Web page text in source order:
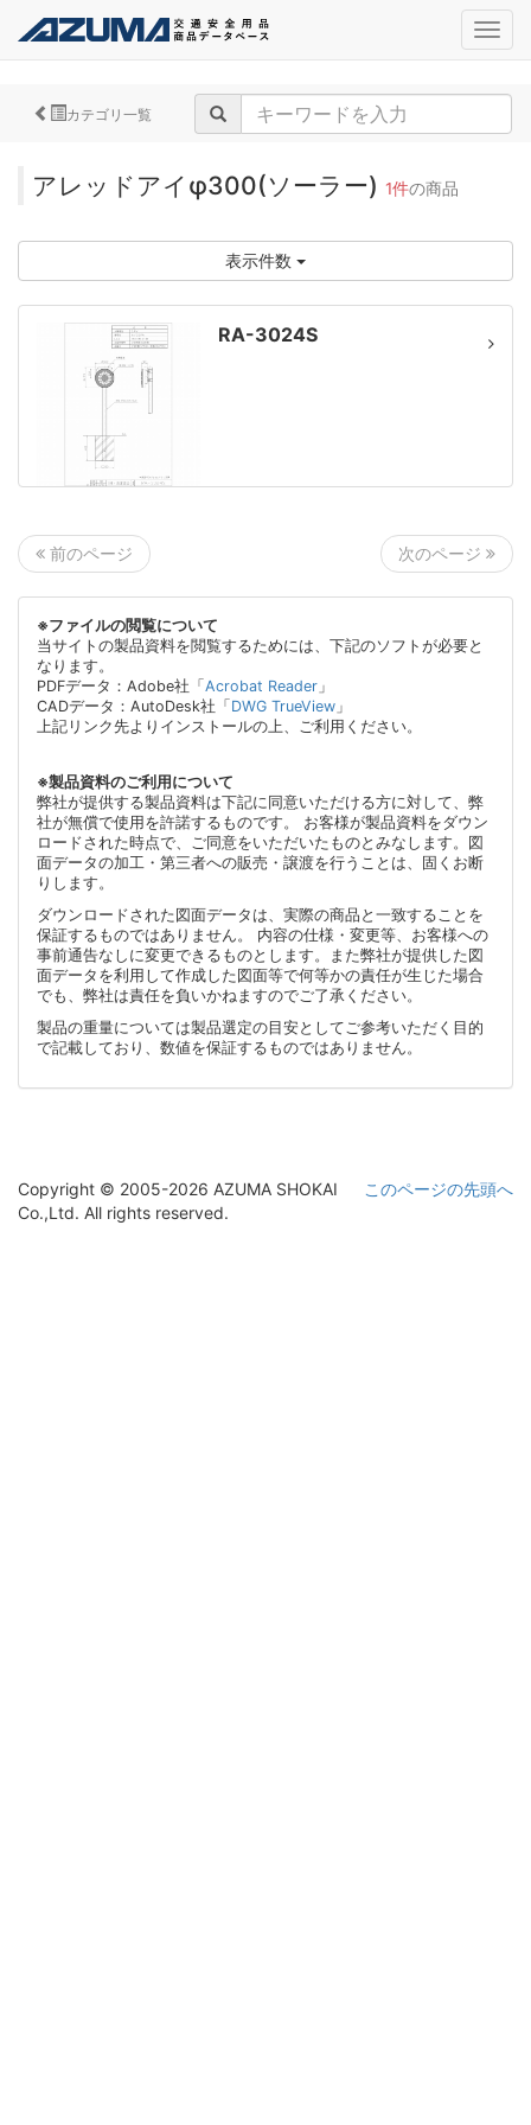
カテゴリ一覧
アレッドアイφ300(ソーラー) 1件の商品
表示件数
RA-3024S
前のページ 次のページ
※ファイルの閲覧について
当サイトの製品資料を閲覧するためには、下記のソフトが必要と
なります。
PDFデータ：Adobe社「Acrobat Reader 」
CADデータ：AutoDesk社「DWG TrueView 」
上記リンク先よりインストールの上、ご利用ください。
※製品資料のご利用について
弊社が提供する製品資料は下記に同意いただける方に対して、弊
社が無償で使用を許諾するものです。 お客様が製品資料をダウン
ロードされた時点で、ご同意をいただいたものとみなします。図
面データの加工・第三者への販売・譲渡を行うことは、固くお断
りします。
ダウンロードされた図面データは、実際の商品と一致することを
保証するものではありません。 内容の仕様・変更等、お客様への
事前通告なしに変更できるものとします。また弊社が提供した図
面データを利用して作成した図面等で何等かの責任が生じた場合
でも、弊社は責任を負いかねますのでご了承ください。
製品の重量については製品選定の目安としてご参考いただく目的
で記載しており、数値を保証するものではありません。
このページの先頭へ
Copyright © 2005-2026 AZUMA SHOKAI
Co.,Ltd. All rights reserved.